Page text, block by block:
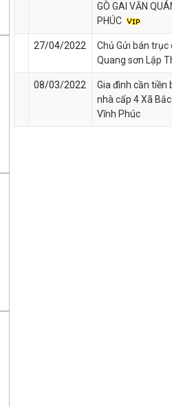
GÒ GAI VĂN
PHÚC
27/04/2022
Chủ Gửi bán trục
Quang sơn Lập
08/03/2022
Gia đình cần
nhà cấp 4 Xã
Vĩnh Phúc